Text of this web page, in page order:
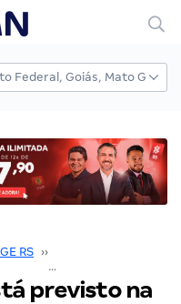
RS ››
previsto na